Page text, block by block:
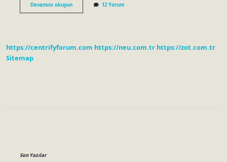
Devamını okuyunRefah
Devleti
12 Yorum
https://centrifyforum.com https://neu.com.tr https://zot.com.tr
Sitemap
Son Yazılar